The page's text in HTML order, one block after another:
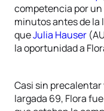
competencia por
minutos antes de la
queJulia Hauser
la oportunidad a
Casi sin
largada 69, Flora